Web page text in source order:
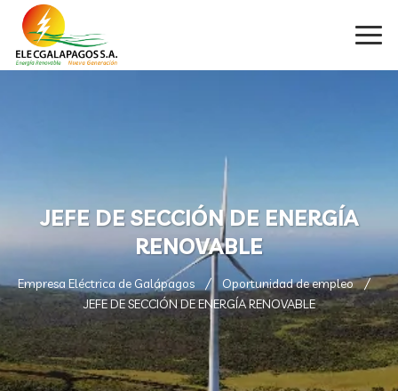
JEFE DE SECCIÓN DE ENERGÍA
RENOVABLE
Empresa Eléctrica de Galápagos
Oportunidad de empleo
JEFE DE SECCIÓN DE ENERGÍA RENOVABLE